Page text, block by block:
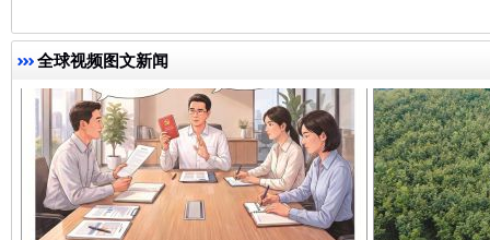
全球视频图文新闻
揭开“小金库”的免责幌子